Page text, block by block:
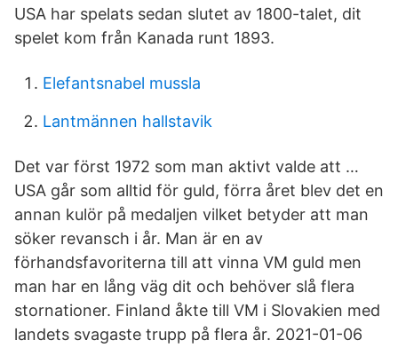
USA har spelats sedan slutet av 1800-talet, dit
spelet kom från Kanada runt 1893.
Elefantsnabel mussla
Lantmännen hallstavik
Det var först 1972 som man aktivt valde att …
USA går som alltid för guld, förra året blev det en
annan kulör på medaljen vilket betyder att man
söker revansch i år. Man är en av
förhandsfavoriterna till att vinna VM guld men
man har en lång väg dit och behöver slå flera
stornationer. Finland åkte till VM i Slovakien med
landets svagaste trupp på flera år. 2021-01-06